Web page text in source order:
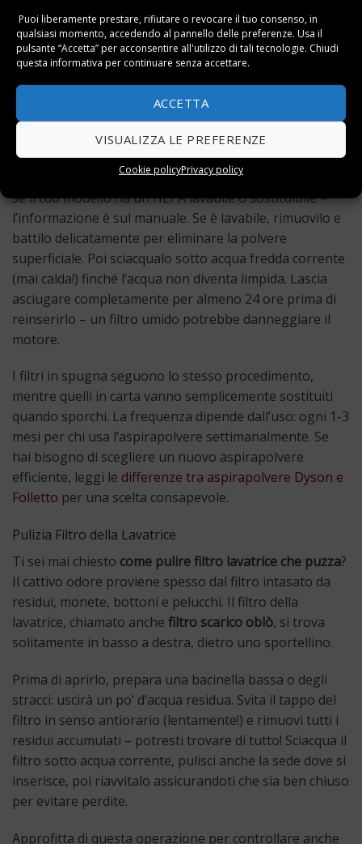
Puoi liberamente prestare, rifiutare o revocare il tuo consenso, in
qualsiasi momento, accedendo al pannello delle preferenze. Usa il
pulsante “Accetta” per acconsentire all'utilizzo di tali tecnologie. Chiudi
questa informativa per continuare senza accettare.
ACCETTA
VISUALIZZA LE PREFERENZE
Cookie policyPrivacy policy
Manutenzione del Filtro dell’Aspirapolvere
Lamanutenzione filtro aspirapolvereè cruciale per
aspirapolvere moderni hanno diverse tipologie di filtri:
HEPA (essenziali per chi soffre di allergie), filtri in
spugna lavabili o filtri in carta usa e getta.
pulire filtro hepa aspirapolvere, inizia controllando
se il tuo modello ha un HEPA lavabile o sostituibile –
l’informazione è sul manuale. Se è lavabile, rimuovilo e
battilo delicatamente per eliminare la polvere
superficiale. Poi sciacqualo sotto acqua fredda corrente
(mai calda!) finché l’acqua non diventa limpida. Lascia
asciugare completamente per almeno 24 ore prima di
reinserirlo – un filtro umido potrebbe danneggiare il
motore.
I filtri in spugna seguono lo stesso procedimento,
mentre quelli in carta vanno semplicemente sostituiti
quando sporchi. La frequenza dipende dall’uso: ogni 1-3
mesi per chi usa l’aspirapolvere settimanalmente. Se
hai bisogno di scegliere un nuovo aspirapolvere
efficiente, leggi le differenze tra aspirapolvere Dyson e
Folletto per una scelta consapevole.
Pulizia Filtro della Lavatrice
Ti sei mai chiesto come pulire filtro lavatrice che puzza?
Il cattivo odore proviene spesso dal filtro intasato da
residui, monete, bottoni e pelucchi. Il filtro della
lavatrice, chiamato anche filtro scarico oblò, si trova
solitamente in basso a destra, dietro uno sportellino.
Prima di aprirlo, prepara una bacinella bassa o degli
stracci: uscirà un po’ d’acqua residua. Svita il tappo del
filtro in senso antiorario (lentamente!) e rimuovi tutti i
residui accumulati – potresti trovare di tutto! Sciacqua il
filtro sotto acqua corrente, pulisci anche la sede dove si
inserisce, poi riavvitalo assicurandoti che sia ben chiuso
per evitare perdite.
Approfitta di questa operazione per controllare anche